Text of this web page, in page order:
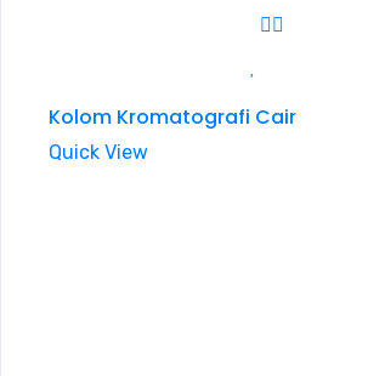
Kolom Kromatografi Cair
Quick View